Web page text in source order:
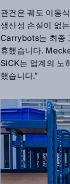
관건은 궤도 이동
생산성 손실이 없
Carrybots는 최종
휴했습니다.
SICK는 업계의 노
했습니다.”